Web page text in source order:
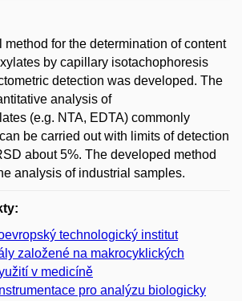
for the determination of content
by capillary isotachophoresis
detection was developed. The
analysis of
(e.g. NTA, EDTA) commonly
be carried out with limits of detection
about 5%. The developed method
analysis of industrial samples.
technologický institut
založené na makrocyklických
v medicíně
pro analýzu biologicky